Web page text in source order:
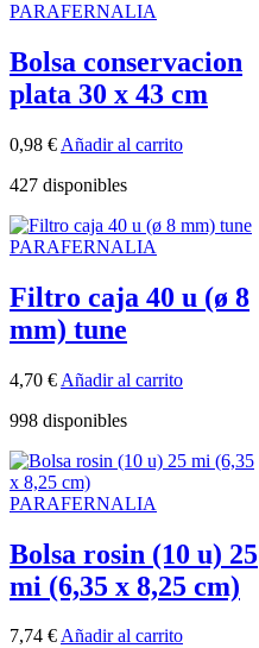
PARAFERNALIA
Bolsa conservacion
plata 30 x 43 cm
0,98 € Añadir al carrito
427 disponibles
PARAFERNALIA
Filtro caja 40 u (ø 8
mm) tune
4,70 € Añadir al carrito
998 disponibles
PARAFERNALIA
Bolsa rosin (10 u) 25
mi (6,35 x 8,25 cm)
7,74 €Añadir al carrito